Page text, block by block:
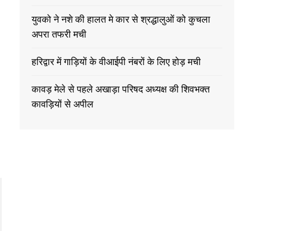
युवको ने नशे की हालत मे कार से श्रद्धालुओं को कुचला
अपरा तफरी मची
हरिद्वार में गाड़ियों के वीआईपी नंबरों के लिए होड़ मची
कावड़ मेले से पहले अखाड़ा परिषद अध्यक्ष की शिवभक्त
कावड़ियों से अपील